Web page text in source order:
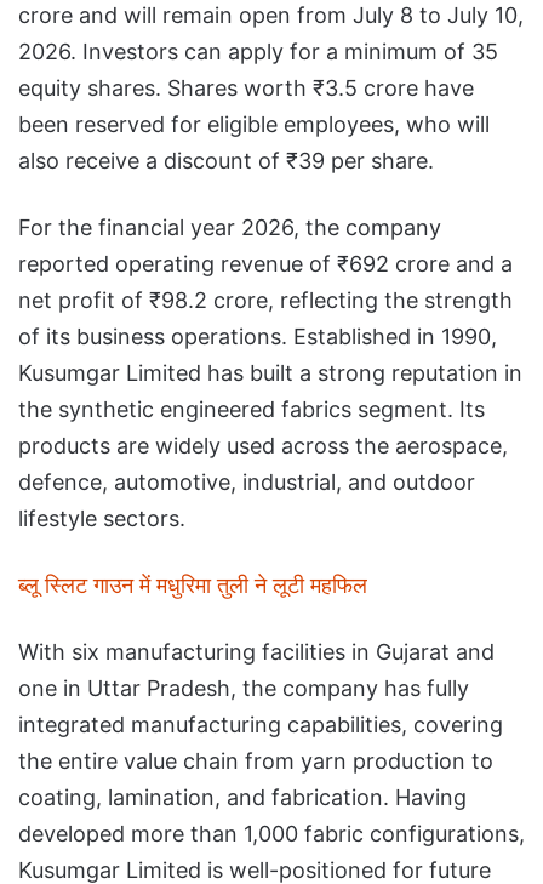
crore and will remain open from July 8 to July 10,
2026. Investors can apply for a minimum of 35
equity shares. Shares worth ₹3.5 crore have
been reserved for eligible employees, who will
also receive a discount of ₹39 per share.
For the financial year 2026, the company
reported operating revenue of ₹692 crore and a
net profit of ₹98.2 crore, reflecting the strength
of its business operations. Established in 1990,
Kusumgar Limited has built a strong reputation in
the synthetic engineered fabrics segment. Its
products are widely used across the aerospace,
defence, automotive, industrial, and outdoor
lifestyle sectors.
ब्लू स्लिट गाउन में मधुरिमा तुली ने लूटी महफिल
With six manufacturing facilities in Gujarat and
one in Uttar Pradesh, the company has fully
integrated manufacturing capabilities, covering
the entire value chain from yarn production to
coating, lamination, and fabrication. Having
developed more than 1,000 fabric configurations,
Kusumgar Limited is well-positioned for future